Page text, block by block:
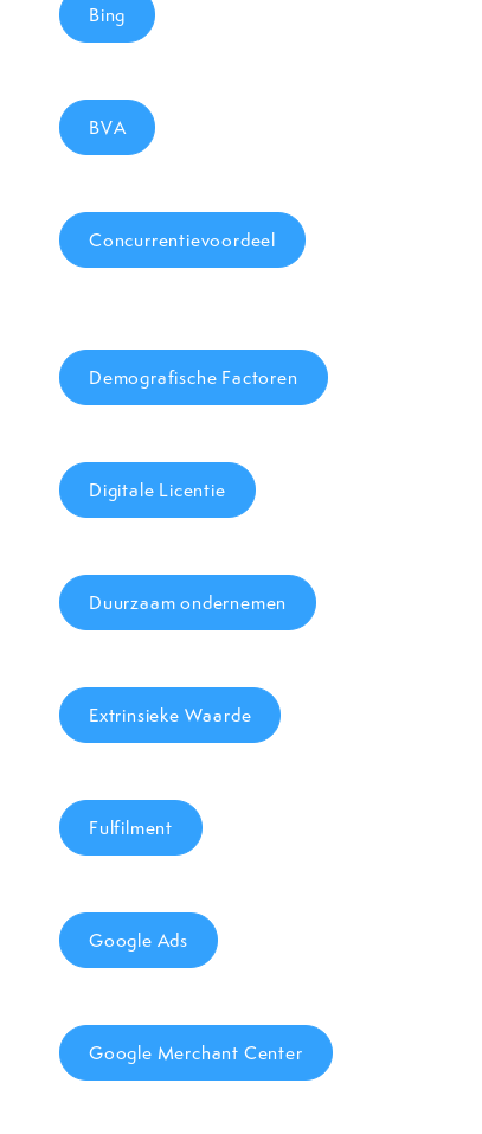
Bing
BVA
Concurrentievoordeel
Demografische Factoren
Digitale Licentie
Duurzaam ondernemen
Extrinsieke Waarde
Fulfilment
Google Ads
Google Merchant Center